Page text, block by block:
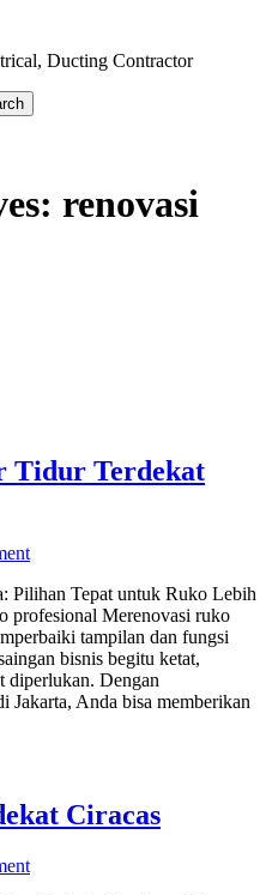
Ducting Contractor
renovasi
Tidur Terdekat
Pilihan Tepat untuk Ruko Lebih
profesional Merenovasi ruko
tampilan dan fungsi
bisnis begitu ketat,
diperlukan. Dengan
Jakarta, Anda bisa memberikan
Ciracas